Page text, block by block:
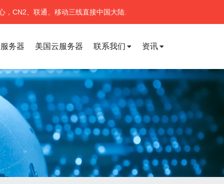
CN2、联通、移动三线直接中国大陆.
务器 美国云服务器 联系我们 资讯